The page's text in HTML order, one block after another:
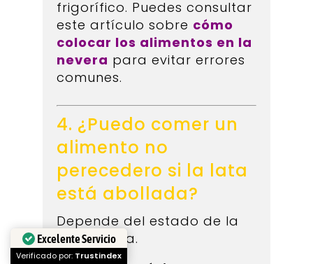
frigorífico. Puedes consultar
este artículo sobre cómo
colocar los alimentos en la
nevera para evitar errores
comunes.
4. ¿Puedo comer un
alimento no
perecedero si la lata
está abollada?
Depende del estado de la
abolladura.
Excelente Servicio
Verificado por: Trustindex